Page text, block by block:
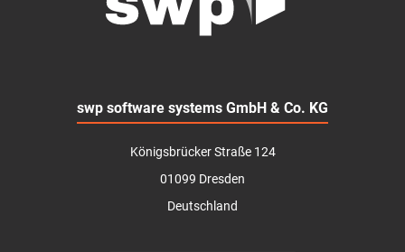
swp software systems GmbH & Co. KG
Königsbrücker Straße 124
01099 Dresden
Deutschland